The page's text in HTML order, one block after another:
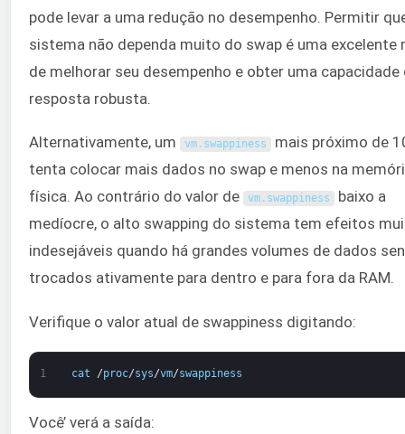
pode levar a uma redução no desempenho. Permitir
sistema não dependa muito do swap é uma excelente
de melhorar seu desempenho e obter uma capacidade
resposta robusta.
Alternativamente, um vm. swappiness mais próximo de
tenta colocar mais dados no swap e menos na
física. Ao contrário do valor de
vm. swappiness baixo a
medíocre, o alto swapping do sistema tem efeitos
indesejáveis quando há grandes volumes de dados
trocados ativamente para dentro e para fora da RAM.
Verifique o valor atual de swappiness digitando:
1 cat /proc/sys/vm/swappiness
Você’ verá a saída: